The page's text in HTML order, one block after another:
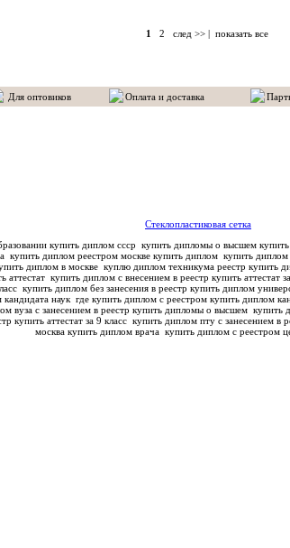
1 2 след >>| показать все
Для оптовиков Оплата и доставка
Стеклопластиковая сетка
купить диплом ссср купить дипломы о высшем
купить диплом реестром москве купить диплом купить
диплом в москве куплю диплом техникума реестр купить
аттестат купить диплом с внесением в реестр купить аттестат
купить диплом без занесения в реестр купить диплом
наук где купить диплом с реестром купить диплом
вуза с занесением в реестр купить дипломы о высшем купить
купить аттестат за 9 класс купить диплом пту с занесением в
москва купить диплом врача купить диплом с реестром